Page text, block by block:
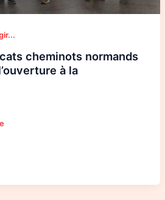
cheminots normands
à la